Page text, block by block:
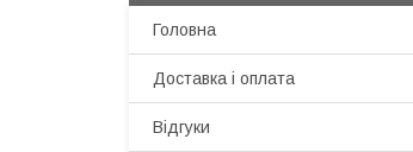
Головна
Доставка і оплата
Відгуки